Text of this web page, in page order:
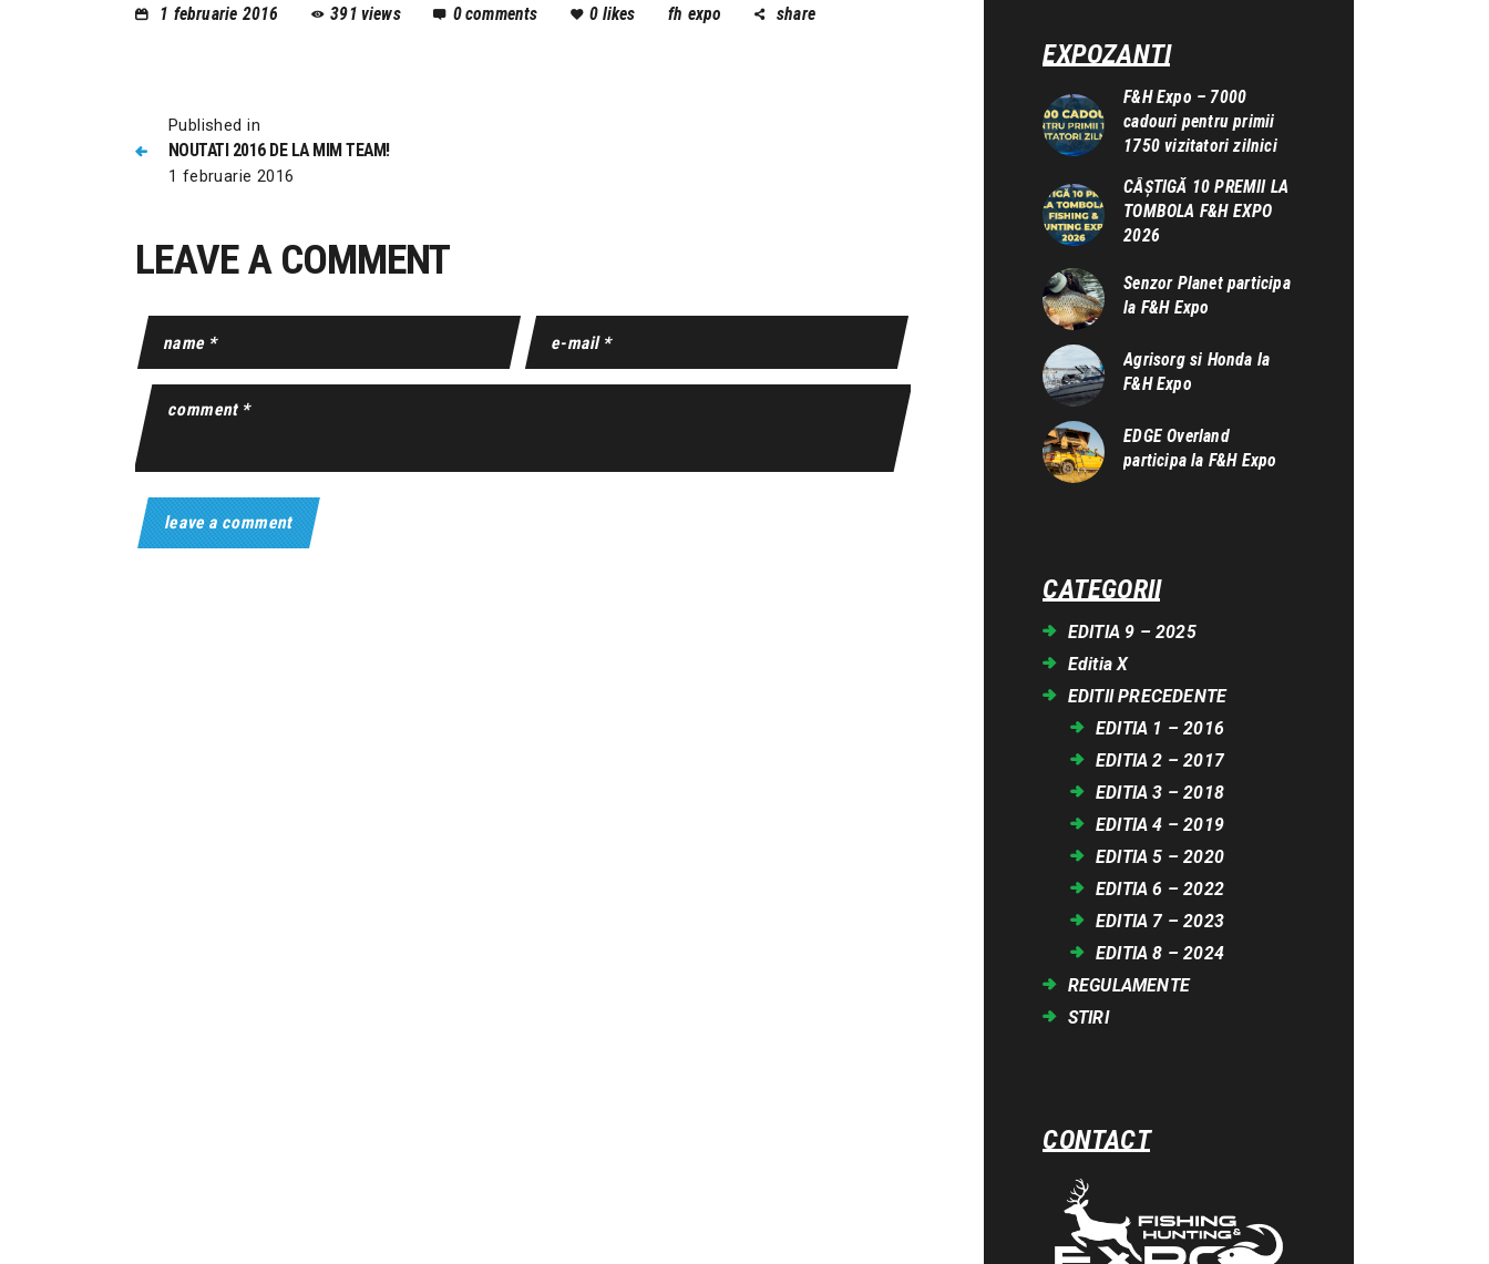
1 februarie 2016 391 views 0comments 0 likes fh expo share
Published in
NOUTATI 2016 DE LA MIM TEAM!
1 februarie 2016
LEAVE A COMMENT
EXPOZANTI
F&H Expo – 7000
cadouri pentru primii
1750 vizitatori zilnici
CÂȘTIGĂ 10 PREMII LA
TOMBOLA F&H EXPO
2026
Senzor Planet participa
la F&H Expo
Agrisorg si Honda la
F&H Expo
EDGE Overland
participa la F&H Expo
CATEGORII
EDITIA 9 – 2025
Editia X
EDITII PRECEDENTE
EDITIA 1 – 2016
EDITIA 2 – 2017
EDITIA 3 – 2018
EDITIA 4 – 2019
EDITIA 5 – 2020
EDITIA 6 – 2022
EDITIA 7 – 2023
EDITIA 8 – 2024
REGULAMENTE
STIRI
CONTACT